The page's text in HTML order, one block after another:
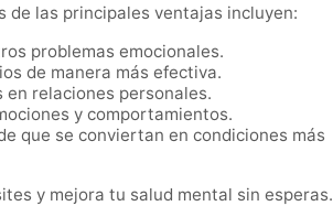
de las principales ventajas incluyen:
problemas emocionales.
de manera más efectiva.
relaciones personales.
y comportamientos.
que se conviertan en condiciones más
y mejora tu salud mental sin esperas.